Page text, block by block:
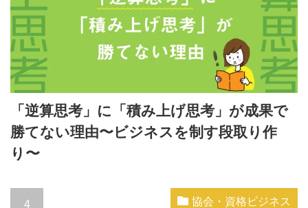
「逆算思考」に「積み上げ思考」が成果で
勝てない理由〜ビジネスを制す段取り作
り〜
協会・資格ビジネス